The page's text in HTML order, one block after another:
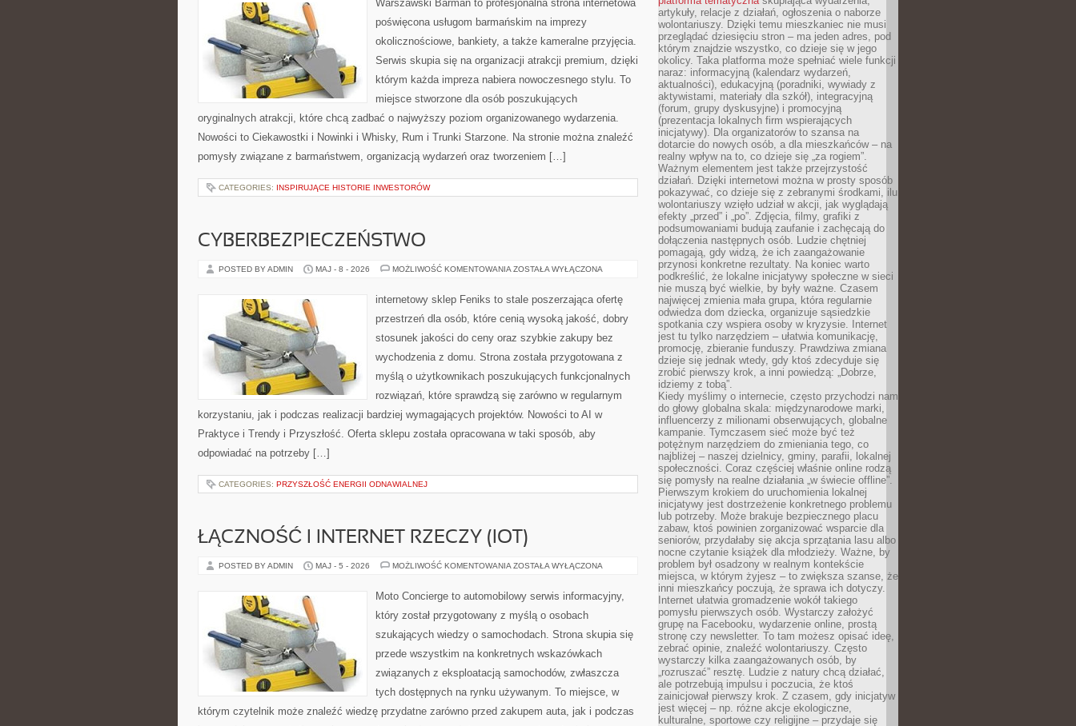
Warszawski Barman to profesjonalna strona internetowa
poświęcona usługom barmańskim na imprezy
okolicznościowe, bankiety, a także kameralne przyjęcia.
Serwis skupia się na organizacji atrakcji premium, dzięki
którym każda impreza nabiera nowoczesnego stylu. To
miejsce stworzone dla osób poszukujących
oryginalnych atrakcji, które chcą zadbać o najwyższy poziom organizowanego wydarzenia.
Nowości to Ciekawostki i Nowinki i Whisky, Rum i Trunki Starzone. Na stronie można znaleźć
pomysły związane z barmaństwem, organizacją wydarzeń oraz tworzeniem […]
CATEGORIES: INSPIRUJĄCE HISTORIE INWESTORÓW
CYBERBEZPIECZEŃSTWO
POSTED BY ADMIN MAJ - 8 - 2026 MOŻLIWOŚĆ KOMENTOWANIA CYBERBEZPIECZEŃSTWO
ZOSTAŁA WYŁĄCZONA
internetowy sklep Feniks to stale poszerzająca ofertę
przestrzeń dla osób, które cenią wysoką jakość, dobry
stosunek jakości do ceny oraz szybkie zakupy bez
wychodzenia z domu. Strona została przygotowana z
myślą o użytkownikach poszukujących funkcjonalnych
rozwiązań, które sprawdzą się zarówno w regularnym
korzystaniu, jak i podczas realizacji bardziej wymagających projektów. Nowości to AI w
Praktyce i Trendy i Przyszłość. Oferta sklepu została opracowana w taki sposób, aby
odpowiadać na potrzeby […]
CATEGORIES: PRZYSZŁOŚĆ ENERGII ODNAWIALNEJ
ŁĄCZNOŚĆ I INTERNET RZECZY (IOT)
POSTED BY ADMIN MAJ - 5 - 2026 MOŻLIWOŚĆ KOMENTOWANIA ŁĄCZNOŚĆ
(IOT)
ZOSTAŁA WYŁĄCZONA
Moto Concierge to automobilowy serwis informacyjny,
który został przygotowany z myślą o osobach
szukających wiedzy o samochodach. Strona skupia się
przede wszystkim na konkretnych wskazówkach
związanych z eksploatacją samochodów, zwłaszcza
tych dostępnych na rynku używanym. To miejsce, w
którym czytelnik może znaleźć wiedzę przydatne zarówno przed zakupem auta, jak i podczas
artykuły, relacje z działań, ogłoszenia o naborze
wolontariuszy. Dzięki temu mieszkaniec nie musi
przeglądać dziesięciu stron – ma jeden adres, pod
którym znajdzie wszystko, co dzieje się w jego
okolicy. Taka platforma może spełniać wiele funkcji
naraz: informacyjną (kalendarz wydarzeń,
aktualności), edukacyjną (poradniki, wywiady z
aktywistami, materiały dla szkół), integracyjną
(forum, grupy dyskusyjne) i promocyjną
(prezentacja lokalnych firm wspierających
inicjatywy). Dla organizatorów to szansa na
dotarcie do nowych osób, a dla mieszkańców – na
realny wpływ na to, co dzieje się „za rogiem”.
Ważnym elementem jest także przejrzystość
działań. Dzięki internetowi można w prosty sposób
pokazywać, co dzieje się z zebranymi środkami, ilu
wolontariuszy wzięło udział w akcji, jak wyglądają
efekty „przed” i „po”. Zdjęcia, filmy, grafiki z
podsumowaniami budują zaufanie i zachęcają do
dołączenia następnych osób. Ludzie chętniej
pomagają, gdy widzą, że ich zaangażowanie
przynosi konkretne rezultaty. Na koniec warto
podkreślić, że lokalne inicjatywy społeczne w sieci
nie muszą być wielkie, by były ważne. Czasem
najwięcej zmienia mała grupa, która regularnie
odwiedza dom dziecka, organizuje sąsiedzkie
spotkania czy wspiera osoby w kryzysie. Internet
jest tu tylko narzędziem – ułatwia komunikację,
promocję, zbieranie funduszy. Prawdziwa zmiana
dzieje się jednak wtedy, gdy ktoś zdecyduje się
zrobić pierwszy krok, a inni powiedzą: „Dobrze,
idziemy z tobą”.
Kiedy myślimy o internecie, często przychodzi nam
do głowy globalna skala: międzynarodowe marki,
influencerzy z milionami obserwujących, globalne
kampanie. Tymczasem sieć może być też
potężnym narzędziem do zmieniania tego, co
najbliżej – naszej dzielnicy, gminy, parafii, lokalnej
społeczności. Coraz częściej właśnie online rodzą
się pomysły na realne działania „w świecie offline”.
Pierwszym krokiem do uruchomienia lokalnej
inicjatywy jest dostrzeżenie konkretnego problemu
lub potrzeby. Może brakuje bezpiecznego placu
zabaw, ktoś powinien zorganizować wsparcie dla
seniorów, przydałaby się akcja sprzątania lasu albo
nocne czytanie książek dla młodzieży. Ważne, by
problem był osadzony w realnym kontekście
miejsca, w którym żyjesz – to zwiększa szanse, że
inni mieszkańcy poczują, że sprawa ich dotyczy.
Internet ułatwia gromadzenie wokół takiego
pomysłu pierwszych osób. Wystarczy założyć
grupę na Facebooku, wydarzenie online, prostą
stronę czy newsletter. To tam możesz opisać ideę,
zebrać opinie, znaleźć wolontariuszy. Często
wystarczy kilka zaangażowanych osób, by
„rozruszać” resztę. Ludzie z natury chcą działać,
ale potrzebują impulsu i poczucia, że ktoś
zainicjował pierwszy krok. Z czasem, gdy inicjatyw
jest więcej – np. różne akcje ekologiczne,
kulturalne, sportowe czy religijne – przydaje się